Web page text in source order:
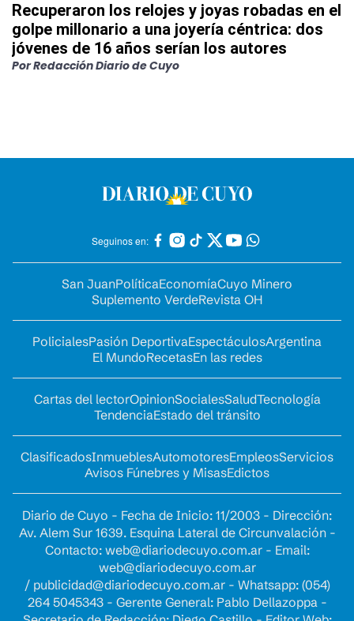
Recuperaron los relojes y joyas robadas en el
golpe millonario a una joyería céntrica: dos
jóvenes de 16 años serían los autores
PorRedacción Diario de Cuyo
Seguinos en:
San JuanPolíticaEconomíaCuyo Minero
Suplemento VerdeRevista OH
PolicialesPasión DeportivaEspectáculosArgentina
El MundoRecetasEn las redes
Cartas del lectorOpinionSocialesSaludTecnología
TendenciaEstado del tránsito
ClasificadosInmueblesAutomotoresEmpleosServicios
Avisos Fúnebres y MisasEdictos
Diario de Cuyo - Fecha de Inicio: 11/2003 - Dirección:
Av. Alem Sur 1639. Esquina Lateral de Circunvalación -
Contacto: web@diariodecuyo.com.ar- Email:
web@diariodecuyo.com.ar
/ publicidad@diariodecuyo.com.ar- Whatsapp: (054)
264 5045343 - Gerente General: Pablo Dellazoppa -